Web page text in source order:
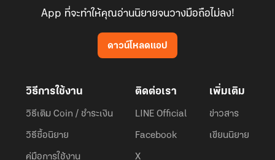
App ที่จะทำให้คุณอ่านนิยายจนวางมือถือไม่ลง!
ดาวน์โหลดแอป
วิธีการใช้งาน
วิธีเติม Coin / ชำระเงิน
วิธีซื้อนิยาย
คู่มือการใช้งาน
ติดต่อเรา
LINE Official
Facebook
X
เพิ่มเติม
ข่าวสาร
เขียนนิยาย